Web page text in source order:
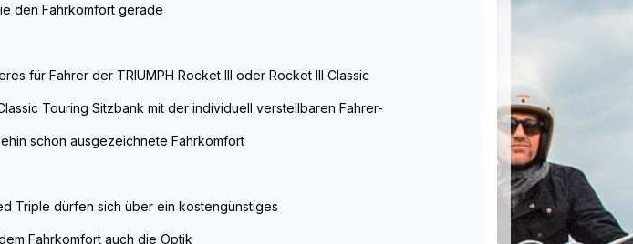
den Fahrkomfort gerade
für Fahrer der TRIUMPH Rocket III oder Rocket III Classic
Touring Sitzbank mit der individuell verstellbaren Fahrer-
schon ausgezeichnete Fahrkomfort
Triple dürfen sich über ein kostengünstiges
Fahrkomfort auch die Optik